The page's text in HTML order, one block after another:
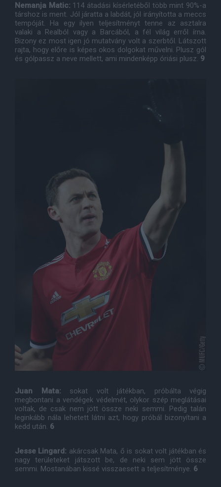
Nemanja Matic: 114 átadási kísérletéből több mint 90%-a
társhoz is ment. Jól járatta a labdát, jól irányította a meccs
tempóját. Ha egy ilyen teljesítményt tenne az asztalra
valaki a Realból vagy a Barcából, a fél világ erről írna.
Bizony ez most igen jó mutatvány volt a szerbtől. Látszott
rajta, hogy előre is képes okos dolgokat művelni. Plusz gól
és gólpassz a neve mellett, ami mindenképp óriási plusz. 9
Juan Mata: sokat volt játékban, próbálta végig
megbontani a vendégek védelmét, olykor szép meglátásai
voltak, de csak nem jött össze neki semmi. Pedig talán
leginkább nála lehetett látni azt, hogy próbál bizonyítani a
kedd után. 6
Jesse Lingard: akárcsak Mata, ő is sokat volt játékban és
nagy területeket játszott be, de neki sem jött össze
semmi. Mostanában kissé visszaesett a teljesítménye. 6